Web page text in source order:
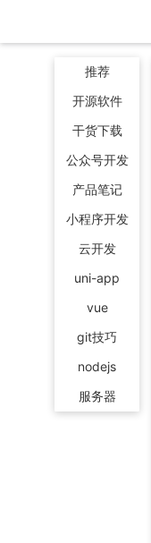
推荐
开源软件
干货下载
公众号开发
产品笔记
小程序开发
云开发
uni-app
vue
git技巧
nodejs
服务器